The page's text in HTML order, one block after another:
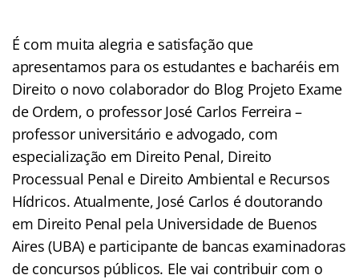
É com muita alegria e satisfação que
apresentamos para os estudantes e bacharéis em
Direito o novo colaborador do Blog Projeto Exame
de Ordem, o professor José Carlos Ferreira –
professor universitário e advogado, com
especialização em Direito Penal, Direito
Processual Penal e Direito Ambiental e Recursos
Hídricos. Atualmente, José Carlos é doutorando
em Direito Penal pela Universidade de Buenos
Aires (UBA) e participante de bancas examinadoras
de concursos públicos. Ele vai contribuir com o